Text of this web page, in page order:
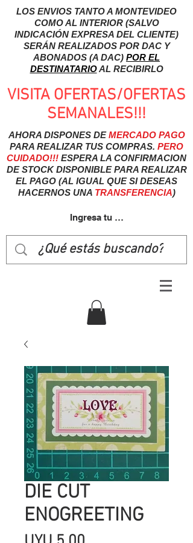
LOS ENVIOS TANTO A MONTEVIDEO
COMO AL INTERIOR (SALVO
INDICACIÓN EXPRESA DEL CLIENTE)
SERÁN REALIZADOS POR DAC Y
ABONADOS (A DAC) POR EL
DESTINATARIOAL RECIBIRLO
VISITA OFERTAS/OFERTAS
SEMANALES!!!
AHORA DISPONES DEMERCADO PAGO
PARA REALIZAR TUS COMPRAS. PERO
CUIDADO!!! ESPERA LA CONFIRMACION
DE STOCK DISPONIBLE PARA REALIZAR
EL PAGO (AL IGUAL QUE SI DESEAS
HACERNOS UNA TRANSFERENCIA)
Ingresa tu usuairo
DIE CUT
ENOGREETING